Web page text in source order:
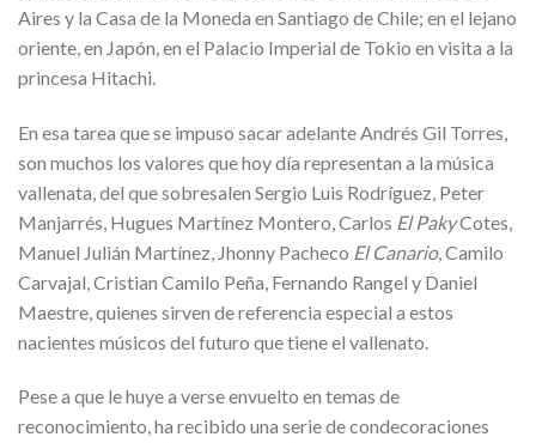
Aires y la Casa de la Moneda en Santiago de Chile; en el lejano
oriente, en Japón, en el Palacio Imperial de Tokio en visita a la
princesa Hitachi.
En esa tarea que se impuso sacar adelante Andrés Gil Torres,
son muchos los valores que hoy día representan a la música
vallenata, del que sobresalen Sergio Luis Rodríguez, Peter
Manjarrés, Hugues Martínez Montero, Carlos El PakyCotes,
Manuel Julián Martínez, Jhonny Pacheco El Canario, Camilo
Carvajal, Cristian Camilo Peña, Fernando Rangel y Daniel
Maestre, quienes sirven de referencia especial a estos
nacientes músicos del futuro que tiene el vallenato.
Pese a que le huye a verse envuelto en temas de
reconocimiento, ha recibido una serie de condecoraciones